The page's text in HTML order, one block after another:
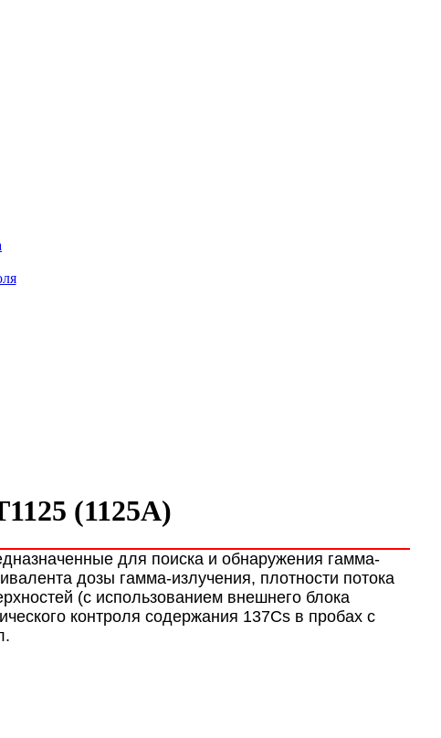
(1125А)
для поиска и обнаружения гамма-
дозы гамма-излучения, плотности потока
(с использованием внешнего блока
контроля содержания 137Cs в пробах с